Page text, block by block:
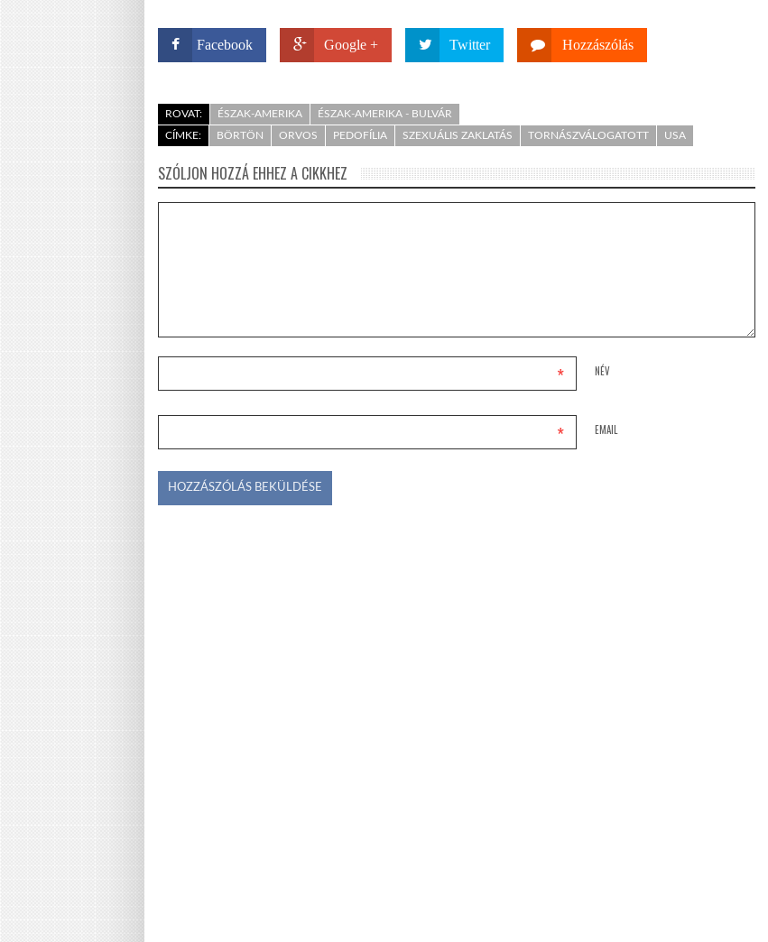
Facebook Google + Twitter Hozzászólás
ROVAT: ÉSZAK-AMERIKA
ÉSZAK-AMERIKA - BULVÁR
CÍMKE:
BÖRTÖN ORVOS PEDOFÍLIA SZEXUÁLIS ZAKLATÁS TORNÁSZVÁLOGATOTT USA
SZÓLJON HOZZÁ EHHEZ A CIKKHEZ
NÉV
*
EMAIL
*